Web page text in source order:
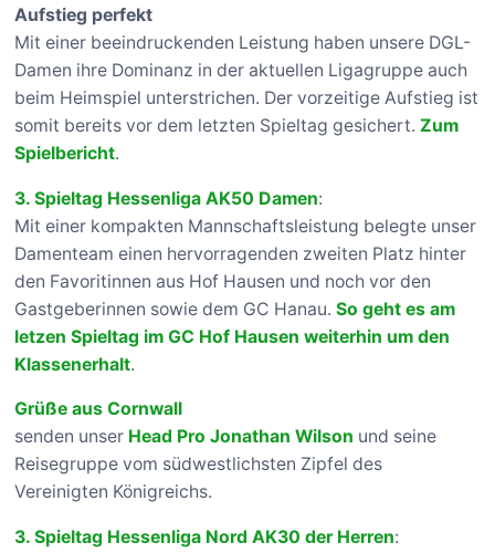
Aufstieg perfekt
Mit einer beeindruckenden Leistung haben unsere DGL-
Damen ihre Dominanz in der aktuellen Ligagruppe auch
beim Heimspiel unterstrichen. Der vorzeitige Aufstieg ist
somit bereits vor dem letzten Spieltag gesichert.Zum
Spielbericht.
3. Spieltag Hessenliga AK50 Damen:
Mit einer kompakten Mannschaftsleistung belegte unser
Damenteam einen hervorragenden zweiten Platz hinter
den Favoritinnen aus Hof Hausen und noch vor den
Gastgeberinnen sowie dem GC Hanau.So geht es am
letzen Spieltag im GC Hof Hausen weiterhin um den
Klassenerhalt.
Grüße aus Cornwall
senden unser Head Pro Jonathan Wilson und seine
Reisegruppe vom südwestlichsten Zipfel des
Vereinigten Königreichs.
3. Spieltag Hessenliga Nord AK30 der Herren: